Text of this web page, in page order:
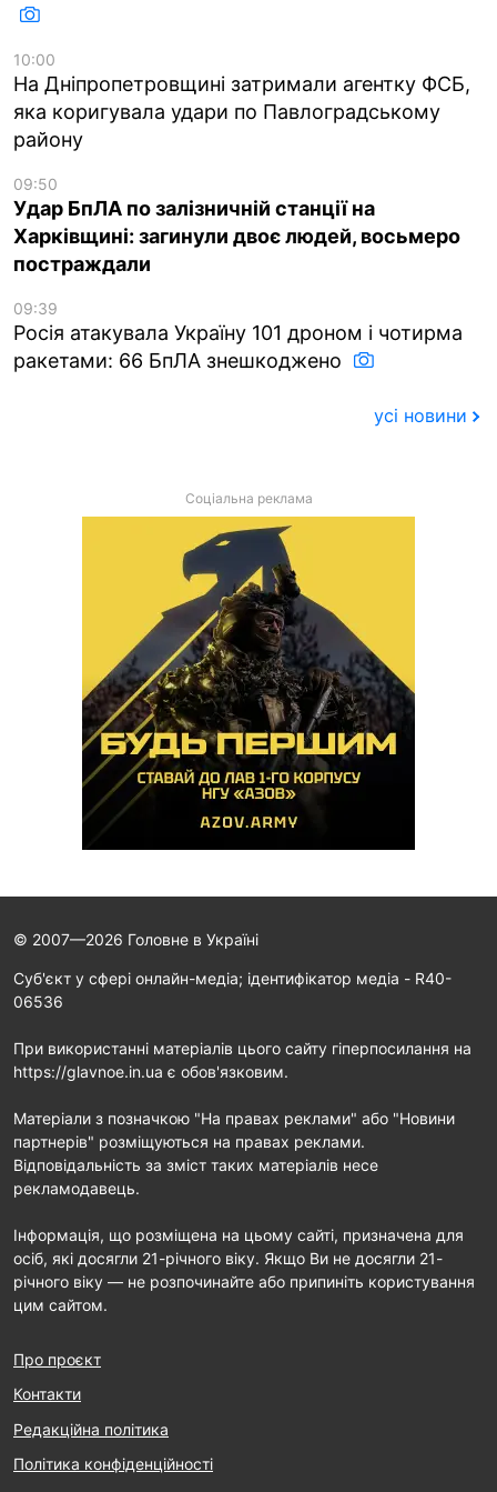
10:00
На Дніпропетровщині затримали агентку ФСБ,
яка коригувала удари по Павлоградському
району
09:50
Удар БпЛА по залізничній станції на
Харківщині: загинули двоє людей, восьмеро
постраждали
09:39
Росія атакувала Україну 101 дроном і чотирма
ракетами: 66 БпЛА знешкоджено
усі новини
Соціальна реклама
© 2007—2026 Головне в Україні
Cуб'єкт у сфері онлайн-медіа; ідентифікатор медіа - R40-
06536
При використанні матеріалів цього сайту гіперпосилання на
https://glavnoe.in.ua є обов'язковим.
Матеріали з позначкою "На правах реклами" або "Новини
партнерів" розміщуються на правах реклами.
Відповідальність за зміст таких матеріалів несе
рекламодавець.
Інформація, що розміщена на цьому сайті, призначена для
осіб, які досягли 21-річного віку. Якщо Ви не досягли 21-
річного віку — не розпочинайте або припиніть користування
цим сайтом.
Про проєкт
Контакти
Редакційна політика
Політика конфіденційності